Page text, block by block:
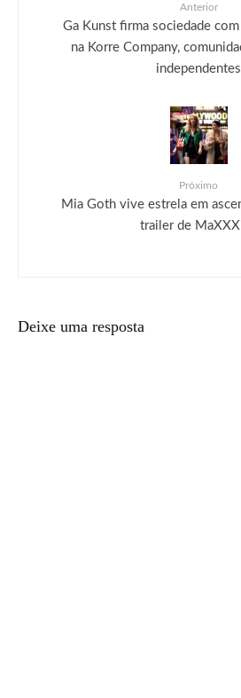
Anterior
Ga Kunst firma sociedade
na Korre Company,
independentes
Próximo
Mia Goth vive estrela em
trailer de
Deixe uma resposta